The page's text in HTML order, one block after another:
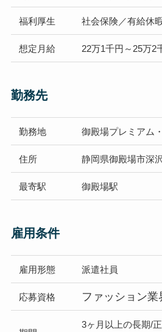
福利厚生 社会保険／有給休
想定 月給 22万1千円～25万2
勤務先
勤務地 御殿場プレミアム
住所 静岡県御殿場市深
最寄駅 御殿場駅
雇用条件
雇用形態 派遣社員
応募資格 ファッション
3ヶ月以上の長期/